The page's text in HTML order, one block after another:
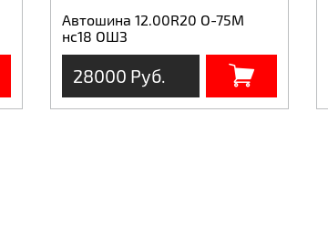
Автошина 12.00R20 О-75М
нс18 ОШЗ
28000 Руб.